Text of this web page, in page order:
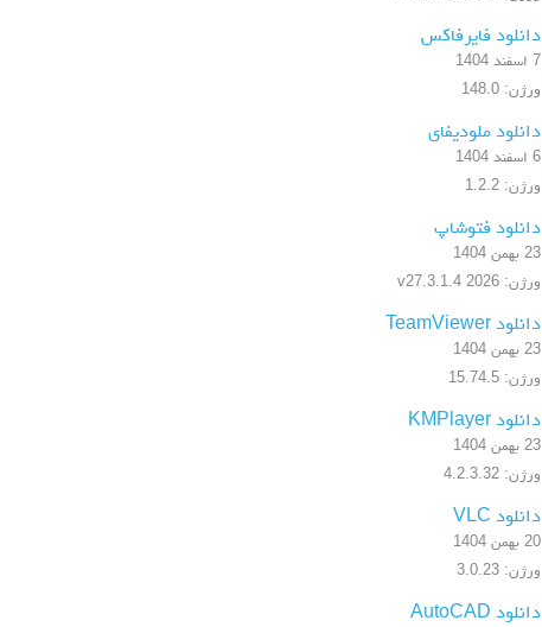
دانلود فایرفاکس
7 اسفند 1404
ورژن: 148.0
دانلود ملودیفای
6 اسفند 1404
ورژن: 1.2.2
دانلود فتوشاپ
23 بهمن 1404
ورژن: 2026 v27.3.1.4
دانلود TeamViewer
23 بهمن 1404
ورژن: 15.74.5
دانلود KMPlayer
23 بهمن 1404
ورژن: 4.2.3.32
دانلود VLC
20 بهمن 1404
ورژن: 3.0.23
دانلود AutoCAD